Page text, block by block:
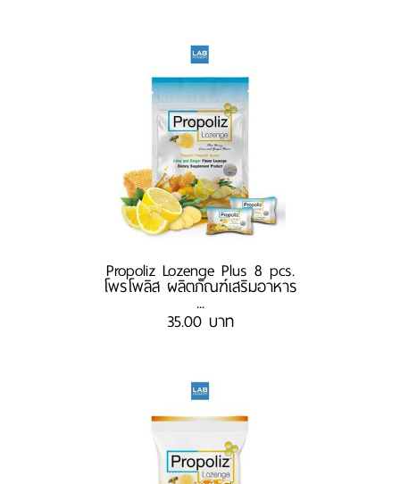
Propoliz Lozenge Plus 8 pcs.
โพรโพลิส ผลิตภัณฑ์เสริมอาหาร
...
35.00 บาท